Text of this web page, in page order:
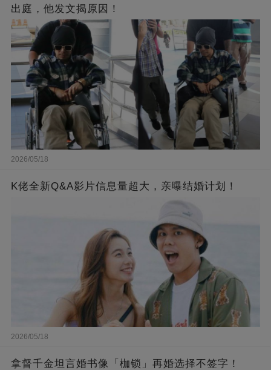
出庭，他发文揭原因！
2026/05/18
K佬全新Q&A影片信息量超大，亲曝结婚计划！
2026/05/18
拿督千金坦言婚书像「枷锁」再婚选择不签字！